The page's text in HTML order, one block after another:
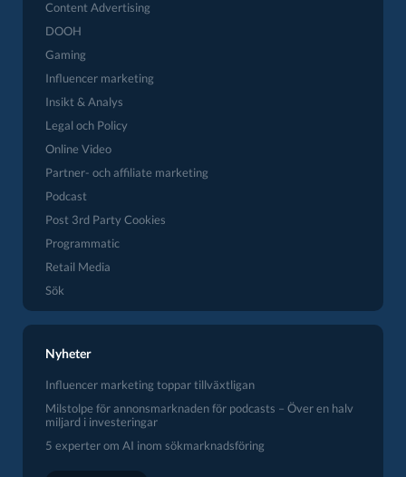
Content Advertising
DOOH
Gaming
Influencer marketing
Insikt & Analys
Legal och Policy
Online Video
Partner- och affiliate marketing
Podcast
Post 3rd Party Cookies
Programmatic
Retail Media
Sök
Nyheter
Influencer marketing toppar tillväxtligan
Milstolpe för annonsmarknaden för podcasts – Över en halv
miljard i investeringar
5 experter om AI inom sökmarknadsföring